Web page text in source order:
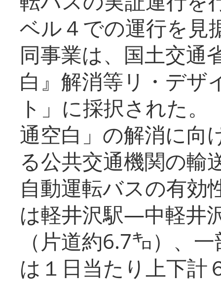
ベル４での運行を見
同事業は、国土交通
白』解消等リ・デザ
ト」に採択された
通空白」の解消に向
る公共交通機関の輸
自動運転バスの有効
は軽井沢駅―中軽井
（片道約6.7㌔）、
は１日当たり上下計